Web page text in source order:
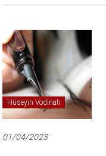
Hüseyin Vodinalı
01/04/2023